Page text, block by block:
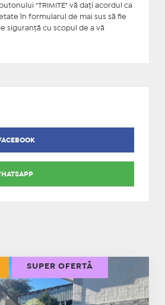
"TRIMITE" vă daţi acordul ca
în formularul de mai sus să fie
siguranţă cu scopul de a vă
SUPER OFERTĂ